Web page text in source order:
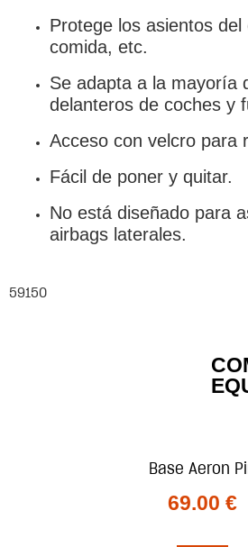
Protege los asientos del
comida, etc.
Se adapta a la mayoría
delanteros de coches y
Acceso con velcro para
Fácil de poner y quitar.
No está diseñado para
airbags laterales.
59150
Base Aeron
69.00 €